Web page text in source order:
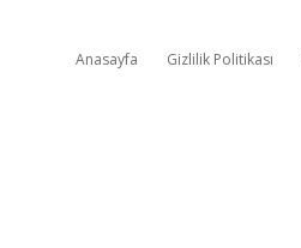
Anasayfa Gizlilik Politikası